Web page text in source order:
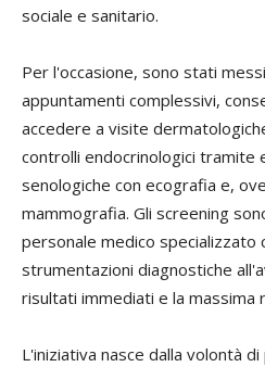
sociale e sanitario.
Per l'occasione, sono stati
appuntamenti complessivi,
accedere a visite
controlli endocrinologici tramite
senologiche con ecografia e,
mammografia. Gli screening
personale medico specializzato
strumentazioni diagnostiche
risultati immediati e la massima
L'iniziativa nasce dalla volontà